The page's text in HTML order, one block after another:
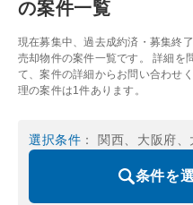
の案件一覧
現在募集中、過去成約済・募集終
売却物件の案件一覧です。 詳細を
て、案件の詳細からお問い合わせ
理の案件は1件あります。
選択条件 ： 関西、大阪府
条件を